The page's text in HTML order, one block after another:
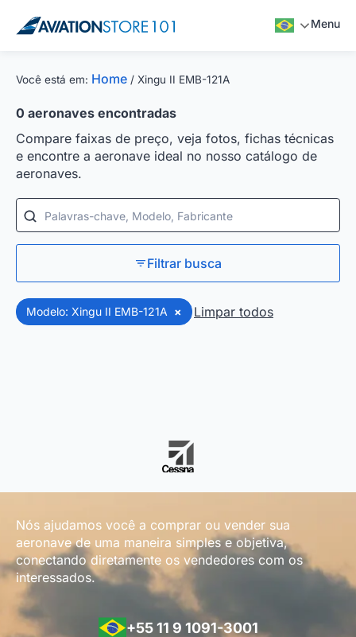
Menu
Você está em: Home / Xingu II EMB-121A
0 aeronaves encontradas
Compare faixas de preço, veja fotos, fichas técnicas
e encontre a aeronave ideal no nosso catálogo de
aeronaves.
Palavras-chave, Modelo, Fabricante
Filtrar busca
Modelo: Xingu II EMB-121A × Limpar todos
Nós ajudamos você a comprar ou vender sua
aeronave de uma maneira simples e objetiva,
conectando diretamente os vendedores com os
interessados.
+55 11 9 1091-3001